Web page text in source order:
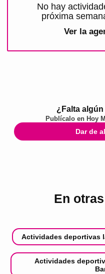
No hay
próxima
Ver la
¿Falta
Publícalo en Hoy
Dar de
En
Actividades deportivas
Actividades